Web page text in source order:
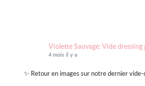
Violette Sauvage: Vide dressing
4 mois il y a
✨ Retour en images sur notre dernier vide-